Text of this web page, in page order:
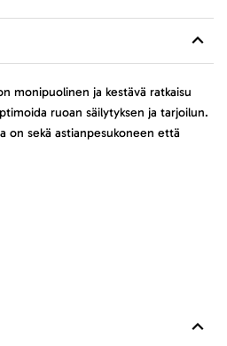
monipuolinen ja kestävä ratkaisu
ruoan säilytyksen ja tarjoilun.
on sekä astianpesukoneen että